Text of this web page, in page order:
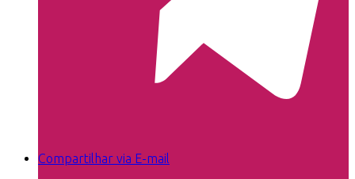
Compartilhar via E-mail